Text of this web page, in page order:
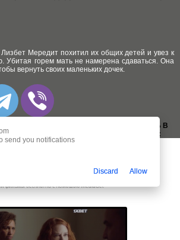
Мередит похитил их общих детей и увез к
Убитая горем мать не намерена сдаваться. Она
вернуть своих маленьких дочек.
ДОБАВИТЬ В
ЗАКЛАДКИ:
send you notifications
Discard Allow